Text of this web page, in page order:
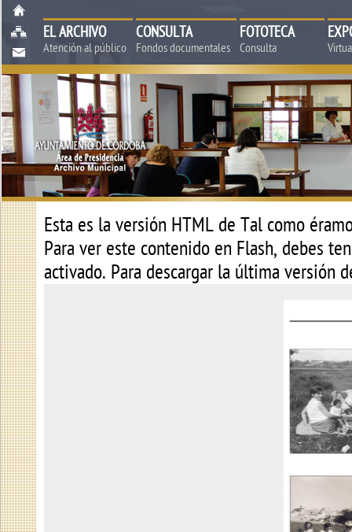
EL ARCHIVO
Atención al público
CONSULTA
Fondos documentales
FOTOTECA
Consulta
Esta es la versión HTML de Tal como
Para ver este contenido en Flash, debes
activado. Para descargar la última versión